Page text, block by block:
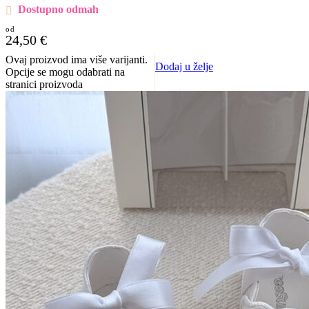
Dostupno odmah
24,50 €
Ovaj proizvod ima više varijanti.
Opcije se mogu odabrati na
stranici proizvoda
Dodaj u želje